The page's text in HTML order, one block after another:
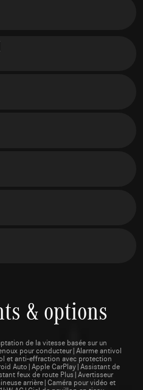
& options
de la vitesse basée sur un
pour conducteur|Alarme antivol
et anti-effraction avec protection
Auto|Apple CarPlay|Assistant de
feux de route Plus|Avertisseur
arrière|Caméra pour vidéo et